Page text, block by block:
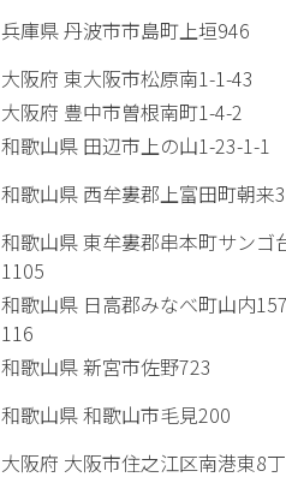
兵庫県 丹波市市島町上垣946
大阪府 東大阪市松原南1-1-43
大阪府 豊中市曽根南町1-4-2
和歌山県 田辺市上の山1-23-1-1
和歌山県 西牟婁郡上富田町朝来
和歌山県 東牟婁郡串本町サンゴ
1105
和歌山県 日高郡みなべ町山内
116
和歌山県 新宮市佐野723
和歌山県 和歌山市毛見200
大阪府 大阪市住之江区南港東8